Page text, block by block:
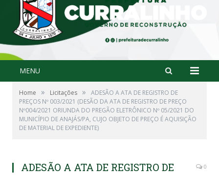
MENU
Home » Licitações »
ADESÃO A ATA DE REGISTRO DE
PREÇOS Nº 003/2021 (DESÃO DA ATA DE REGISTRO DE PREÇO
Nº004/2021 ORIUNDA DO PREGÃO ELETRÔNICO Nº 05/2021 DO
MUNICÍPIO DE ANAJÁS/PA, CUJO OBJETO DE PREÇO É AQUISIÇÃO
DE MATERIAL DE EXPEDIENTE)
ADESÃO A ATA DE REGISTRO DE
0